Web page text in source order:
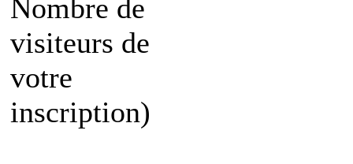
Nombre de
visiteurs de
votre
inscription)